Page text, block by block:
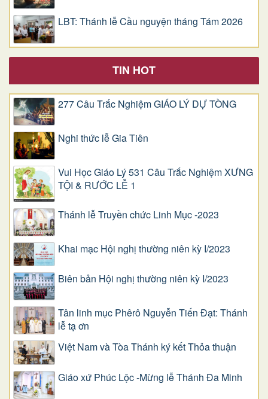
LBT: Thánh lễ Cầu nguyện tháng Tám 2026
TIN HOT
277 Câu Trắc Nghiệm GIÁO LÝ DỰ TÒNG
Nghi thức lễ Gia Tiên
Vui Học Giáo Lý 531 Câu Trắc Nghiệm XƯNG
TỘI & RƯỚC LỄ 1
Thánh lễ Truyền chức Linh Mục -2023
Khai mạc Hội nghị thường niên kỳ I/2023
Biên bản Hội nghị thường niên kỳ I/2023
Tân linh mục Phêrô Nguyễn Tiến Đạt: Thánh
lễ tạ ơn
Việt Nam và Tòa Thánh ký kết Thỏa thuận
Giáo xứ Phúc Lộc -Mừng lễ Thánh Đa Minh